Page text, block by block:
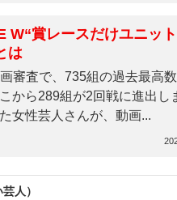
W“賞レースだけユニッ
は
審査で、735組の過去最高
から289組が2回戦に進出し
女性芸人さんが、動画...
人）